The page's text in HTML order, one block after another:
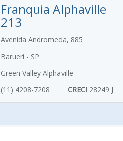
Franquia Alphaville
213
Avenida Andromeda, 885
Barueri - SP
Green Valley Alphaville
(11) 4208-7208
CRECI 28249 J